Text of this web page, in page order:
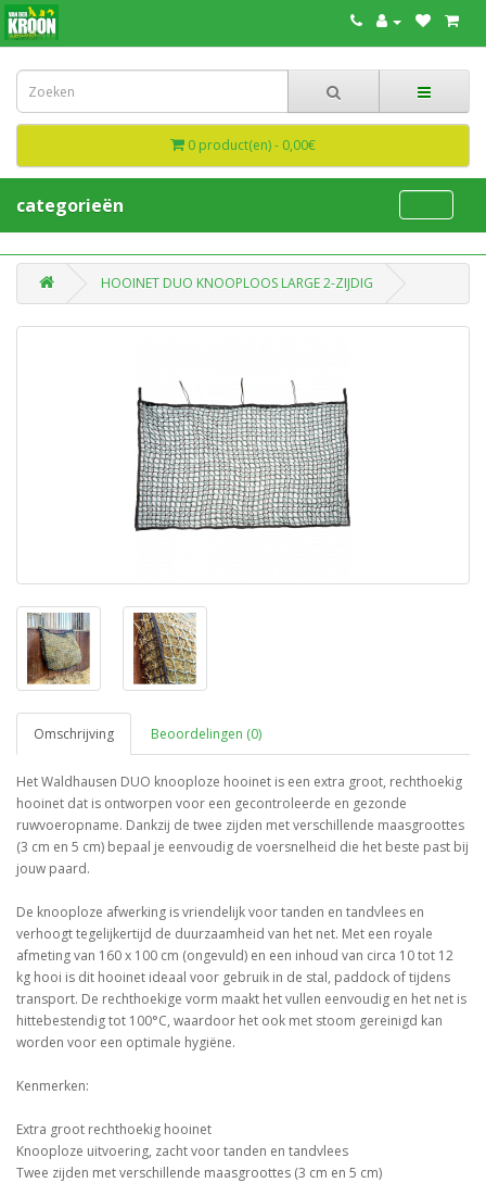
0 product(en) - 0,00€
categorieën
HOOINET DUO KNOOPLOOS LARGE 2-ZIJDIG
Omschrijving Beoordelingen (0)
Het Waldhausen DUO knooploze hooinet is een extra groot, rechthoekig
hooinet dat is ontworpen voor een gecontroleerde en gezonde
ruwvoeropname. Dankzij de twee zijden met verschillende maasgroottes
(3 cm en 5 cm) bepaal je eenvoudig de voersnelheid die het beste past bij
jouw paard.
De knooploze afwerking is vriendelijk voor tanden en tandvlees en
verhoogt tegelijkertijd de duurzaamheid van het net. Met een royale
afmeting van 160 x 100 cm (ongevuld) en een inhoud van circa 10 tot 12
kg hooi is dit hooinet ideaal voor gebruik in de stal, paddock of tijdens
transport. De rechthoekige vorm maakt het vullen eenvoudig en het net is
hittebestendig tot 100°C, waardoor het ook met stoom gereinigd kan
worden voor een optimale hygiëne.
Kenmerken:
Extra groot rechthoekig hooinet
Knooploze uitvoering, zacht voor tanden en tandvlees
Twee zijden met verschillende maasgroottes (3 cm en 5 cm)